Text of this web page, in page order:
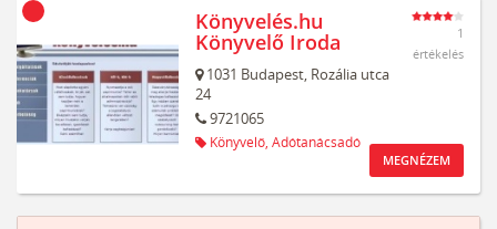
Könyvelés.hu
Könyvelő Iroda
1031 Budapest, Rozália utca
24
9721065
Könyvelő, Adótanácsadó
1
értékelés
MEGNÉZEM